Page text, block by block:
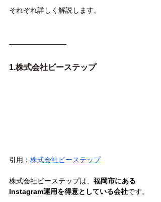
それぞれ詳しく解説します。
1.株式会社ビーステップ
引用： 株式会社ビーステップ
株式会社ビーステップは、 福岡市にある
Instagram運用を得意としている会社です。